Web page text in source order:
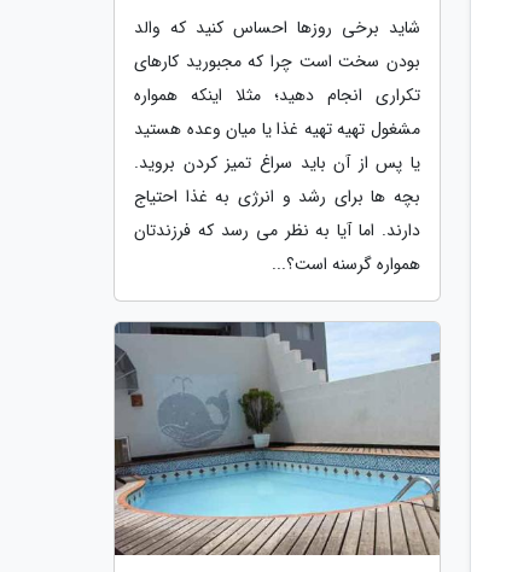
شاید برخی روزها احساس کنید که والد
بودن سخت است چرا که مجبورید کارهای
تکراری انجام دهید؛ مثلا اینکه همواره
مشغول تهیه تهیه غذا یا میان وعده هستید
یا پس از آن باید سراغ تمیز کردن بروید.
بچه ها برای رشد و انرژی به غذا احتیاج
دارند. اما آیا به نظر می رسد که فرزندتان
همواره گرسنه است؟...